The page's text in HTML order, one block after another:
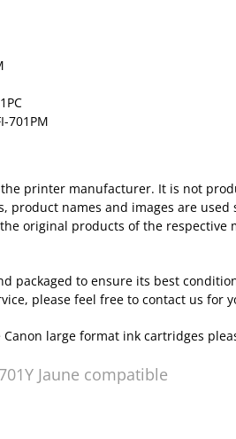
701PM
printer manufacturer. It is not
product names and images are
original products of the respective
packaged to ensure its best
please feel free to contact us for
large format ink cartridges
Jaune compatible